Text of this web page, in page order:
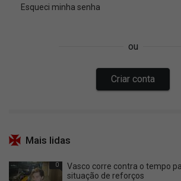
Mais lidas
0
Vasco corre contra o tempo
situação de reforços